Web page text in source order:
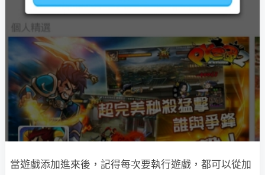
當遊戲添加進來後，記得每次要執行遊戲，都可以從加